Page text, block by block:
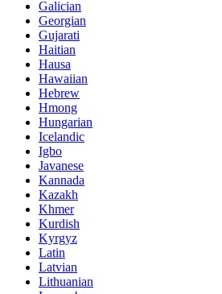
Galician
Georgian
Gujarati
Haitian
Hausa
Hawaiian
Hebrew
Hmong
Hungarian
Icelandic
Igbo
Javanese
Kannada
Kazakh
Khmer
Kurdish
Kyrgyz
Latin
Latvian
Lithuanian